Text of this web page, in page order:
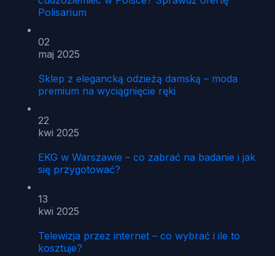
Polisarium
02
maj 2025
Sklep z elegancką odzieżą damską – moda
premium na wyciągnięcie ręki
22
kwi 2025
EKG w Warszawie – co zabrać na badanie i jak
się przygotować?
13
kwi 2025
Telewizja przez internet – co wybrać i ile to
kosztuje?